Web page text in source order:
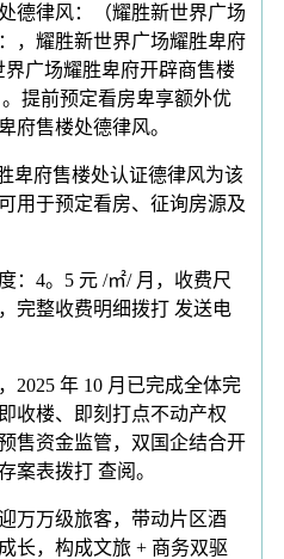
德律风：（耀胜新世界广场
，耀胜新世界广场耀胜卑府
广场耀胜卑府开辟商售楼
提前预定看房卑享额外优
府售楼处德律风。
府售楼处认证德律风为该
用于预定看房、征询房源及
4。5 元 /㎡/ 月，收费尺
完整收费明细拨打 发送电
年 10 月已完成全体完
收楼、即刻打点不动产权
售资金监管，双国企结合开
案表拨打 查阅。
万级旅客，带动片区酒
长，构成文旅 + 商务双驱